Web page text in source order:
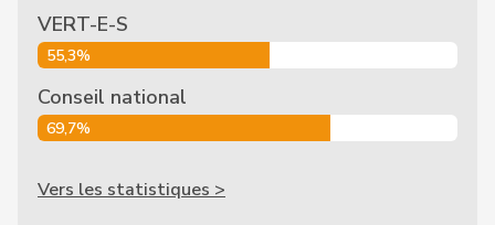
VERT-E-S
55,3%
Conseil national
69,7%
Vers les statistiques >